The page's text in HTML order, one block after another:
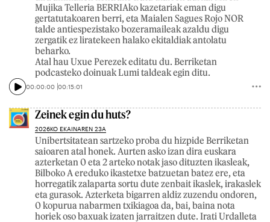
Mujika Telleria BERRIAko kazetariak eman digu
gertatutakoaren berri, eta Maialen Sagues Rojo NOR
talde antiespezistako bozeramaileak azaldu digu
zergatik ez liratekeen halako ekitaldiak antolatu
beharko.
Atal hau Uxue Perezek editatu du. Berriketan
podcasteko doinuak Lumi taldeak egin ditu.
00:00:00 00:15:01
Zeinek egin du huts?
2026KO EKAINAREN 23A
Unibertsitatean sartzeko proba du hizpide Berriketan
saioaren atal honek. Aurten asko izan dira euskara
azterketan 0 eta 2 arteko notak jaso dituzten ikasleak,
Bilboko A ereduko ikastetxe batzuetan batez ere, eta
horregatik zalaparta sortu dute zenbait ikaslek, irakaslek
eta gurasok. Azterketa bigarren aldiz zuzendu ondoren,
0 kopurua nabarmen txikiagoa da, bai, baina nota
horiek oso baxuak izaten jarraitzen dute. Irati Urdalleta